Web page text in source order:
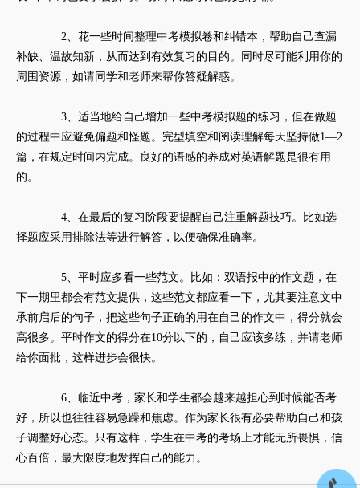
2、花一些时间整理中考模拟卷和纠错本，帮助自己查漏
补缺、温故知新，从而达到有效复习的目的。同时尽可能利用你的
周围资源，如请同学和老师来帮你答疑解惑。
3、适当地给自己增加一些中考模拟题的练习，但在做题
的过程中应避免偏题和怪题。完型填空和阅读理解每天坚持做1—2
篇，在规定时间内完成。良好的语感的养成对英语解题是很有用
的。
4、在最后的复习阶段要提醒自己注重解题技巧。比如选
择题应采用排除法等进行解答，以便确保准确率。
5、平时应多看一些范文。比如：双语报中的作文题，在
下一期里都会有范文提供，这些范文都应看一下，尤其要注意文中
承前启后的句子，把这些句子正确的用在自己的作文中，得分就会
高很多。平时作文的得分在10分以下的，自己应该多练，并请老师
给你面批，这样进步会很快。
6、临近中考，家长和学生都会越来越担心到时候能否考
好，所以也往往容易急躁和焦虑。作为家长很有必要帮助自己和孩
子调整好心态。只有这样，学生在中考的考场上才能无所畏惧，信
心百倍，最大限度地发挥自己的能力。